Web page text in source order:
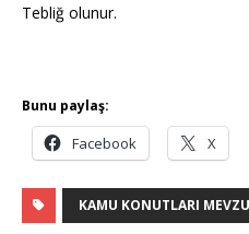
Tebliğ olunur.
Bunu paylaş:
Facebook X
KAMU KONUTLARI